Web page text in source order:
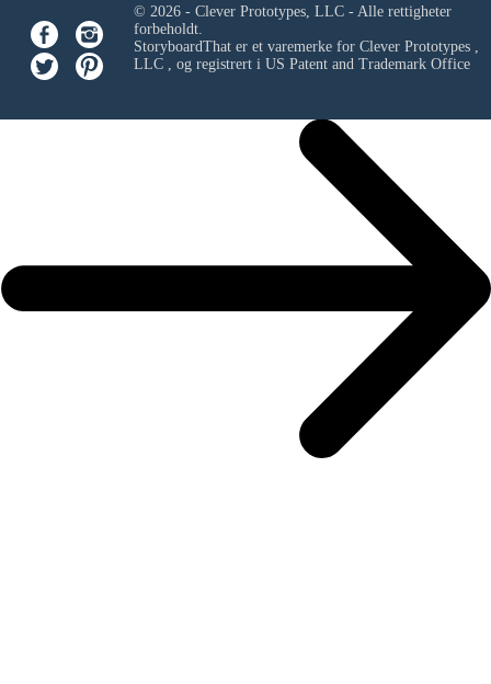
© 2026 - Clever Prototypes, LLC - Alle rettigheter
forbeholdt.
StoryboardThat er et varemerke for Clever Prototypes ,
LLC, og registrert i US Patent and Trademark Office